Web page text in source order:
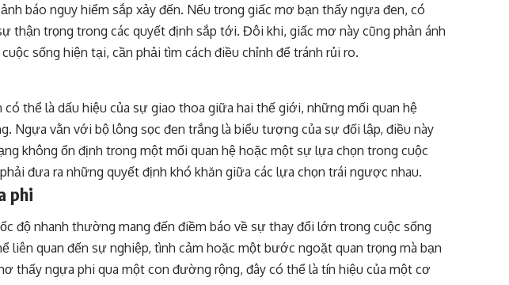
báo nguy hiểm sắp xảy đến. Nếu trong giấc mơ bạn thấy ngựa đen, có
thận trọng trong các quyết định sắp tới. Đôi khi, giấc mơ này cũng phản ánh
sống hiện tại, cần phải tìm cách điều chỉnh để tránh rủi ro.
thể là dấu hiệu của sự giao thoa giữa hai thế giới, những mối quan hệ
Ngựa vằn với bộ lông sọc đen trắng là biểu tượng của sự đối lập, điều này
không ổn định trong một mối quan hệ hoặc một sự lựa chọn trong cuộc
đưa ra những quyết định khó khăn giữa các lựa chọn trái ngược nhau.
phi
độ nhanh thường mang đến điềm báo về sự thay đổi lớn trong cuộc sống
liên quan đến sự nghiệp, tình cảm hoặc một bước ngoặt quan trọng mà bạn
thấy ngựa phi qua một con đường rộng, đây có thể là tín hiệu của một cơ